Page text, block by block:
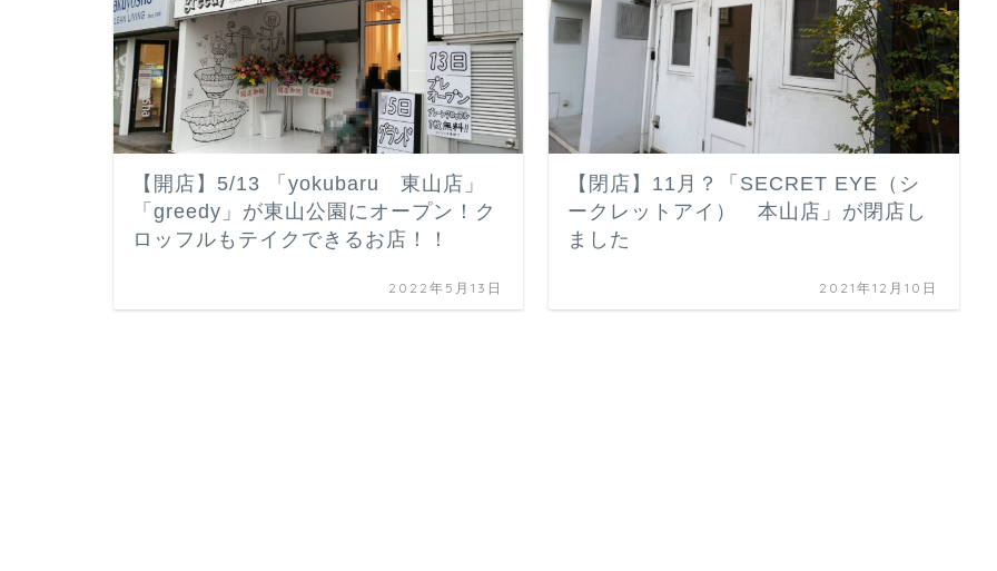
【開店】5/13 「yokubaru 東山店」
「greedy」が東山公園にオープン！ク
ロッフルもテイクできるお店！！
2022年5月13日
【閉店】11月？「SECRET EYE（シ
ークレットアイ） 本山店」が閉店し
ました
2021年12月10日